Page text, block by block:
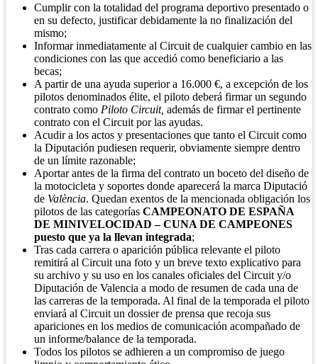
Cumplir con la totalidad del programa deportivo presentado o
en su defecto, justificar debidamente la no finalización del
mismo;
Informar inmediatamente al Circuit de cualquier cambio en las
condiciones con las que accedió como beneficiario a las
becas;
A partir de una ayuda superior a 16.000 €, a excepción de los
pilotos denominados élite, el piloto deberá firmar un segundo
contrato como Piloto Circuit, además de firmar el pertinente
contrato con el Circuit por las ayudas.
Acudir a los actos y presentaciones que tanto el Circuit como
la Diputación pudiesen requerir, obviamente siempre dentro
de un límite razonable;
Aportar antes de la firma del contrato un boceto del diseño de
la motocicleta y soportes donde aparecerá la marca Diputació
de València. Quedan exentos de la mencionada obligación los
pilotos de las categorías CAMPEONATO DE ESPAÑA
DE MINIVELOCIDAD – CUNA DE CAMPEONES
puesto que ya la llevan integrada;
Tras cada carrera o aparición pública relevante el piloto
remitirá al Circuit una foto y un breve texto explicativo para
su archivo y su uso en los canales oficiales del Circuit y/o
Diputación de Valencia a modo de resumen de cada una de
las carreras de la temporada. Al final de la temporada el piloto
enviará al Circuit un dossier de prensa que recoja sus
apariciones en los medios de comunicación acompañado de
un informe/balance de la temporada.
Todos los pilotos se adhieren a un compromiso de juego